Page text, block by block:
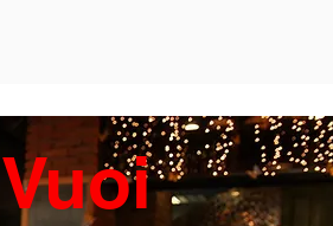
Vuoi